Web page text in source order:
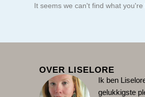
It seems we can't find what you're
OVER LISELORE
Ik ben
gelukkigste